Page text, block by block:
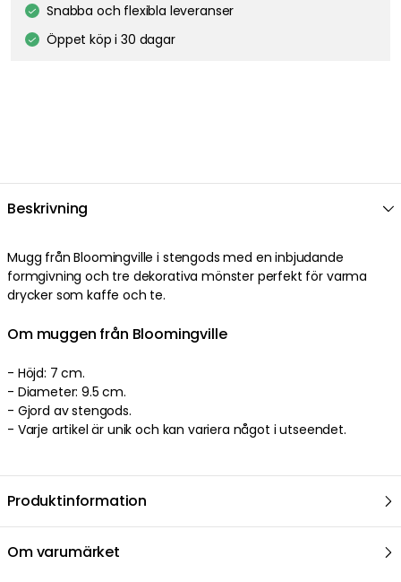
Snabba och flexibla leveranser
Öppet köp i 30 dagar
Beskrivning
Mugg från Bloomingville i stengods med en inbjudande
formgivning och tre dekorativa mönster perfekt för varma
drycker som kaffe och te.
Om muggen från Bloomingville
- Höjd: 7 cm.
- Diameter: 9.5 cm.
- Gjord av stengods.
- Varje artikel är unik och kan variera något i utseendet.
Produktinformation
Om varumärket